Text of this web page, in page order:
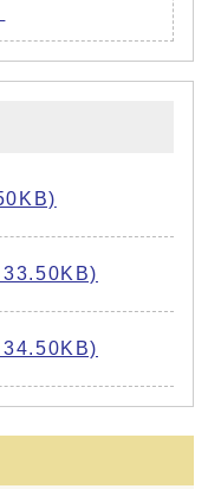
33.50KB)
34.50KB)